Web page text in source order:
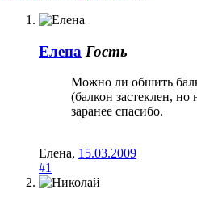
Елена Гость
Можно ли обшить
(балкон застеклен, но
заранее спасибо.
Елена, 15.03.2009
#1